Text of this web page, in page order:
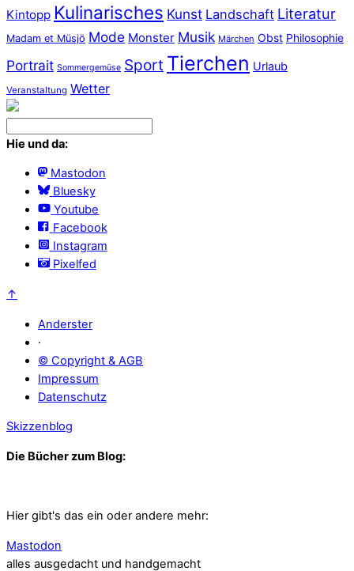
Kintopp Kulinarisches Kunst Landschaft Literatur
Madam et Müsjö Mode Monster Musik Märchen Obst Philosophie
Portrait Sommergemüse Sport Tierchen Urlaub
Veranstaltung Wetter
Hie und da:
Mastodon
Bluesky
Youtube
Facebook
Instagram
Pixelfed
↑
Anderster
·
© Copyright & AGB
Impressum
Datenschutz
Skizzenblog
Die Bücher zum Blog:
Hier gibt's das ein oder andere mehr:
Mastodon
alles ausgedacht und handgemacht